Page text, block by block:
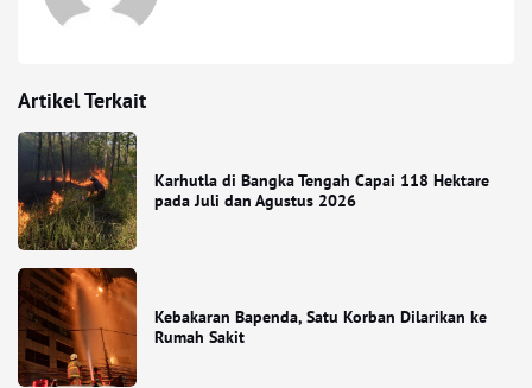
Artikel Terkait
Karhutla di Bangka Tengah Capai 118 Hektare
pada Juli dan Agustus 2026
Kebakaran Bapenda, Satu Korban Dilarikan ke
Rumah Sakit